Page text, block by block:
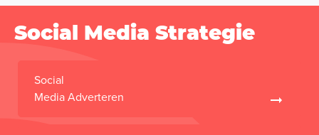
Social Media Strategie
Social
Media Adverteren